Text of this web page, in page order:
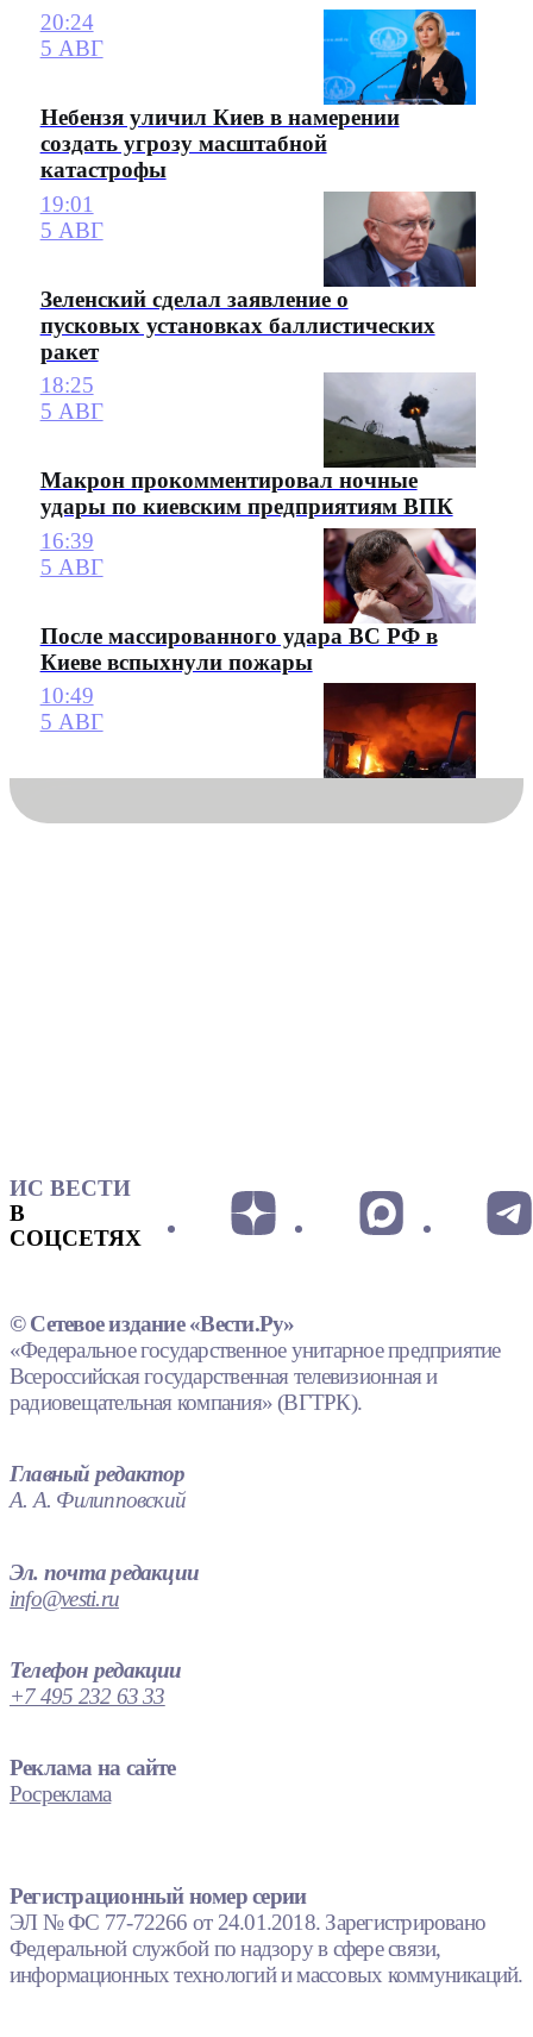
20:24
5 АВГ
Небензя уличил Киев в намерении
создать угрозу масштабной
катастрофы
19:01
5 АВГ
Зеленский сделал заявление о
пусковых установках баллистических
ракет
18:25
5 АВГ
Макрон прокомментировал ночные
удары по киевским предприятиям ВПК
16:39
5 АВГ
После массированного удара ВС РФ в
Киеве вспыхнули пожары
10:49
5 АВГ
ИС ВЕСТИ
В
СОЦСЕТЯХ
© Сетевое издание «Вести.Ру»
«Федеральное государственное унитарное предприятие
Всероссийская государственная телевизионная и
радиовещательная компания» (ВГТРК).
Главный редактор
А. А. Филипповский
Эл. почта редакции
info@vesti.ru
Телефон редакции
+7 495 232 63 33
Реклама на сайте
Росреклама
Регистрационный номер серии
ЭЛ № ФС 77-72266 от 24.01.2018. Зарегистрировано
Федеральной службой по надзору в сфере связи,
информационных технологий и массовых коммуникаций.